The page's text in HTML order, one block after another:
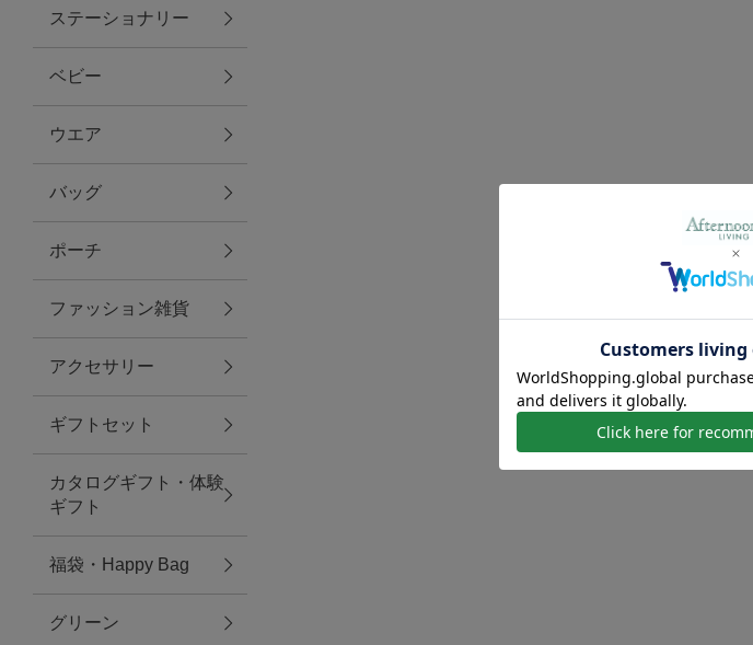
ファブリック
グリーン
バス＆ビューティー
バス＆ビューティー
タオル
ウエア＆バッグ
ウエア
レイングッズ
アクセサリー
ステーショナリー
ベビー
ウエア
バッグ
ポーチ
ファッション雑貨
アクセサリー
ギフトセット
カタログギフト・体験
ギフト
福袋・Happy Bag
グリーン